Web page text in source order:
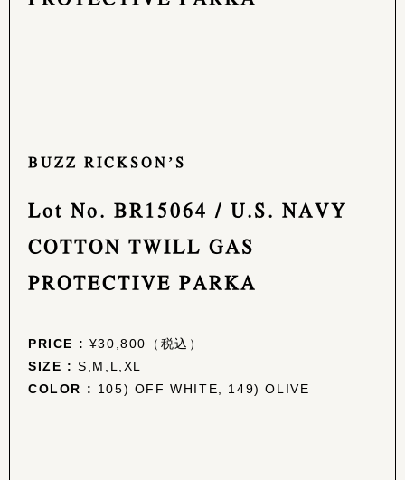
BUZZ RICKSON’S
Lot No. BR15064 / U.S. NAVY
COTTON TWILL GAS
PROTECTIVE PARKA
PRICE : ¥30,800（税込）
SIZE : S,M,L,XL
COLOR : 105) OFF WHITE, 149) OLIVE